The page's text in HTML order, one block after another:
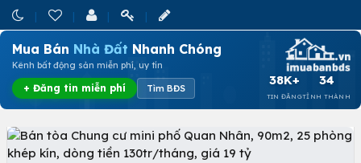
Mua Bán Nhà Đất Nhanh Chóng
Kênh bất động sản miễn phí, uy tín
+ Đăng tin miễn phí Tìm BĐS
38K+
TIN ĐĂNG
34
TỈNH THÀNH